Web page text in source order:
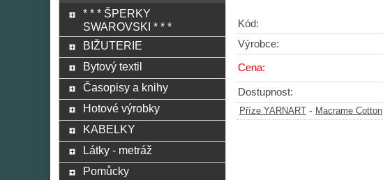
Kód:
Výrobce:
Cena:
Dostupnost:
Příze YARNART - Macrame Cotton
* * * ŠPERKY
SWAROVSKI * * *
BIŽUTERIE
Bytový textil
Časopisy a knihy
Hotové výrobky
KABELKY
Látky - metráž
Pomůcky